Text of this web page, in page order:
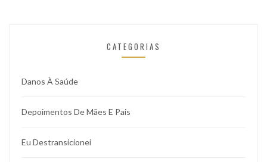
CATEGORIAS
Danos À Saúde
Depoimentos De Mães E Pais
Eu Destransicionei